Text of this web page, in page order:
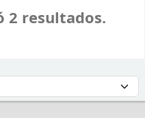
2 resultados.